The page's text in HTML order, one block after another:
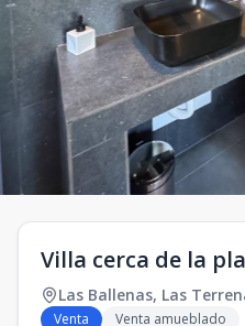
Villa cerca de la
Las Ballenas, Las
Venta Venta amueblado